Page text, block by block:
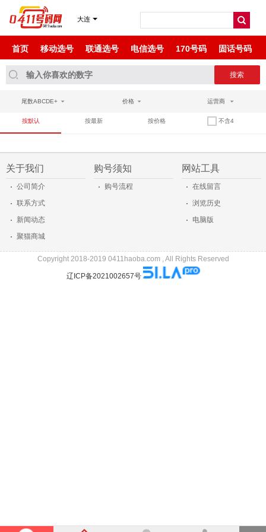
大连
首页 移动选号 联通选号 电信选号 170号码 固话号码
尾数ABCDE+ 价格 运营商
尾数AABAA
尾数ABBA
按默认 按最新 按价格 不含4
关于我们
· 公司简介
· 联系方式
· 新闻动态
· 聚猫商城
购号须知
· 购号流程
网站工具
· 在线留言
· 浏览历史
· 电脑版
Copyright 2018-2019 0411haoba.com , All Rights Reserved
辽ICP备2021002657号